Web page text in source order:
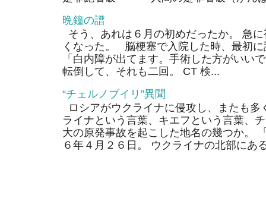
晩鐘の譜
そう、あれは６月の初めだったか。 急
くなった。 脳梗塞で入院した時、最初
「白内障が出てます。手術した方がい
転倒して、それも二回。 CT 検...
“チェルノブイリ”異聞
ロシアがウクライナに侵攻し、またも
ライナという言葉、キエフという言葉、
大の原発事故を起こした地名の幾つか。
６年４月２６日。 ウクライナの北部にあ